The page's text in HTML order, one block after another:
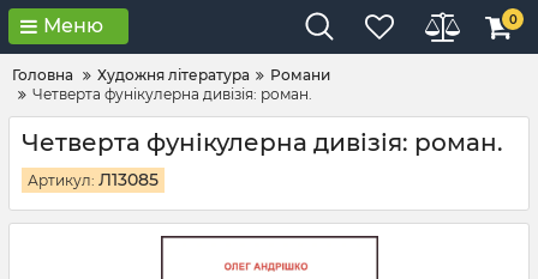
Меню 0
Головна Художня література
Романи
Четверта фунікулерна дивізія: роман.
Четверта фунікулерна дивізія: роман.
Артикул: Л13085